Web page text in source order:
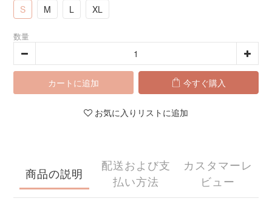
S M L XL
数量
カートに追加 今すぐ購入
お気に入りリストに追加
商品の説明
配送および支
払い方法
カスタマーレ
ビュー